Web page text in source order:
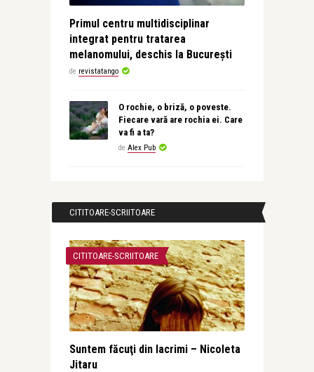
Primul centru multidisciplinar
integrat pentru tratarea
melanomului, deschis la București
de revistatango
O rochie, o briză, o poveste.
Fiecare vară are rochia ei. Care
va fi a ta?
de Alex Pub
CITITOARE-SCRIITOARE
CITITOARE-SCRIITOARE
Suntem făcuţi din lacrimi – Nicoleta
Jitaru